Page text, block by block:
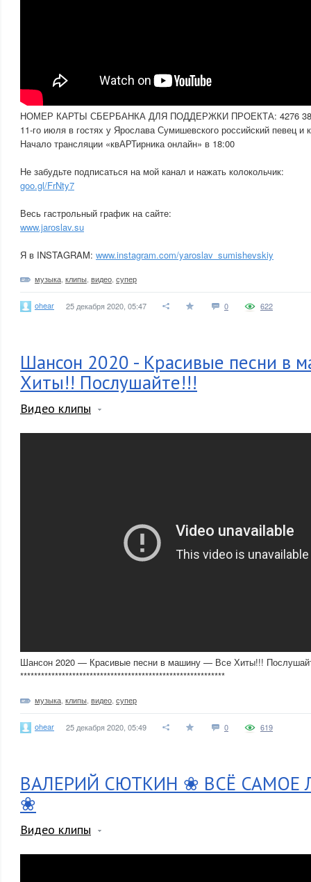
НОМЕР КАРТЫ СБЕРБАНКА ДЛЯ ПОДДЕРЖКИ ПРОЕКТА: 4276
11-го июля в гостях у Ярослава Сумишевского российский певец и
Начало трансляции «квАРТирника онлайн» в 18:00
Не забудьте подписаться на мой канал и нажать колокольчик:
goo.gl/FrNty7
Весь гастрольный график на сайте:
www.jaroslav.su
Я в INSTAGRAM: www.instagram.com/yaroslav_sumishevskiy
музыка клипы видео супер
ohear 25 декабря 2020, 05:47 0 622
Шансон 2020 - Красивые песни в
Хиты!! Послушайте!!!
Видео клипы
Шансон 2020 — Красивые песни в машину — Все Хиты!!!
***********************************************************
музыка клипы видео супер
ohear 25 декабря 2020, 05:49 0 619
ВАЛЕРИЙ СЮТКИН ❀ ВСЁ САМОЕ
❀
Видео клипы